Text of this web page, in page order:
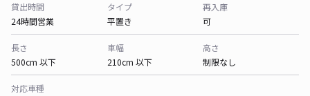
貸出時間
24時間営業
タイプ
平置き
再入庫
可
長さ
500cm 以下
車幅
210cm 以下
高さ
制限なし
対応車種